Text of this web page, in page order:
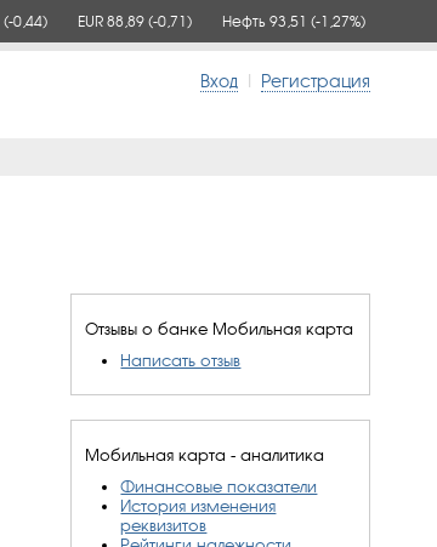
(-0,44) EUR 88,89 (-0,71) Нефть 93,51 (-1,27%)
Вход | Регистрация
Отзывы о банке Мобильная карта
Написать отзыв
Мобильная карта - аналитика
Финансовые показатели
История изменения
реквизитов